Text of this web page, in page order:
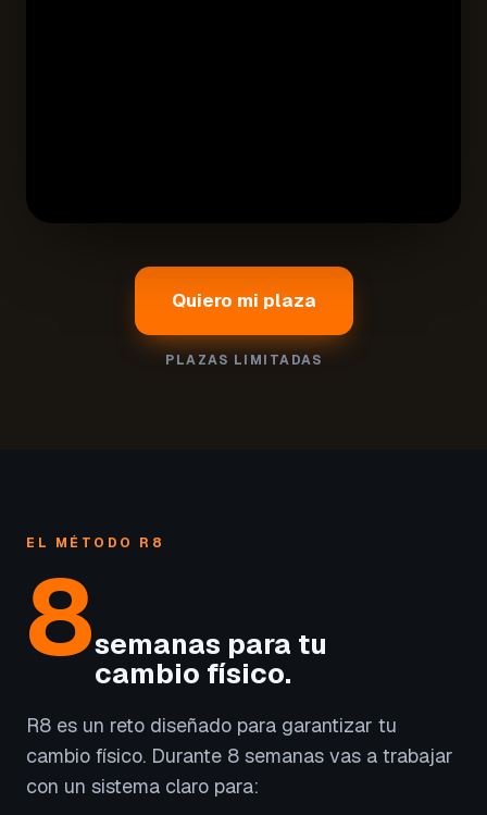
Quiero mi plaza
PLAZAS LIMITADAS
EL MÉTODO R8
8semanas para tu
cambio físico.
R8 es un reto diseñado para garantizar tu
cambio físico. Durante 8 semanas vas a trabajar
con un sistema claro para: